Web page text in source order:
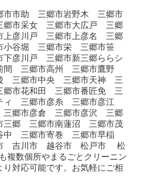
市助 三郷市岩野木 三郷市
市采女 三郷市大広戸 三郷
彦川戸 三郷市上彦名 三郷
谷堀 三郷市栄 三郷市笹
彦川戸 三郷市新三郷ららシ
間 三郷市高州 三郷市鷹野
三郷市中央 三郷市天神 三
市花和田 三郷市番匠免 三
ィ 三郷市彦糸 三郷市彦江
三郷市彦倉 三郷市彦沢 三郷
郷 三郷市南蓮沼 三郷市茂
三郷市寄巻 三郷市早稲
吉川市 越谷市 松戸市 松
数個所やまるごとクリーニン
対応可能です。お気軽にご相